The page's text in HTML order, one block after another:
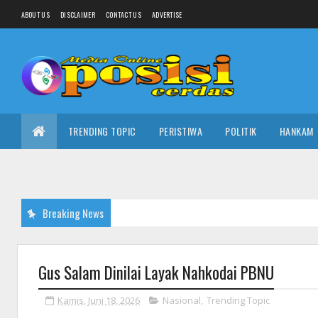
ABOUT US DISCLAIMER CONTACT US ADVERTISE
TRENDING TOPIC PERISTIWA POLITIK HANKAM
Breaking News
Gus Salam Dinilai Layak Nahkodai PBNU
Kamis, Juni 18, 2026 Nasional, Trending Topic